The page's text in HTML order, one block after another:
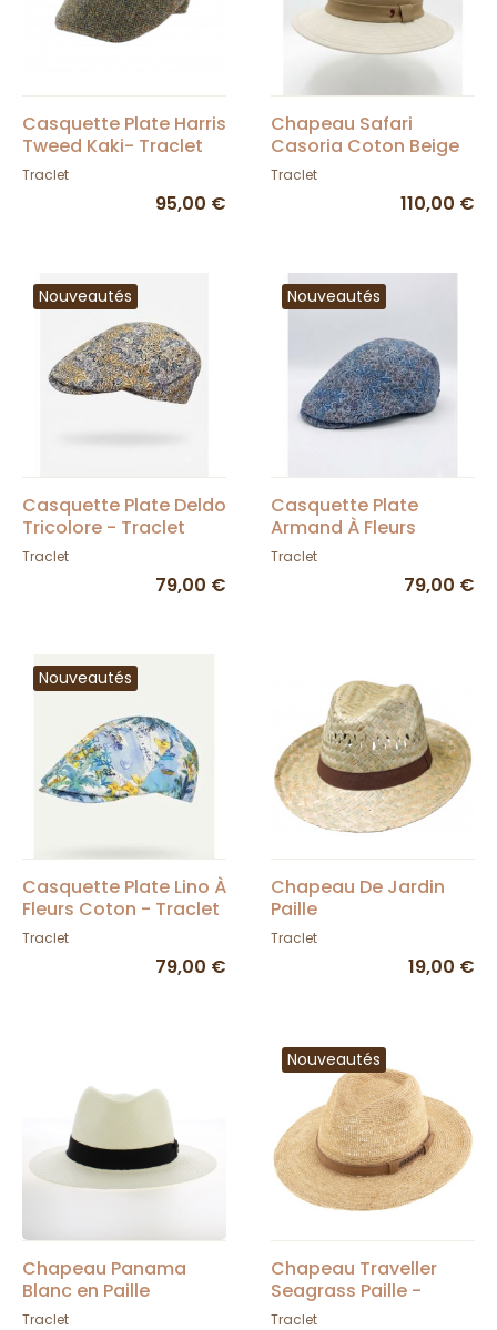
Casquette Plate Harris
Tweed Kaki- Traclet
Traclet
95,00 €
Chapeau Safari
Casoria Coton Beige
& Camel - Traclet
Traclet
110,00 €
Nouveautés
Casquette Plate Deldo
Tricolore - Traclet
Traclet
79,00 €
Nouveautés
Casquette Plate
Armand À Fleurs
Coton - Traclet
Traclet
79,00 €
Nouveautés
Casquette Plate Lino À
Fleurs Coton - Traclet
Traclet
79,00 €
Chapeau De Jardin
Paille
Traclet
19,00 €
Chapeau Panama
Blanc en Paille
Naturelle
Traclet
Nouveautés
Chapeau Traveller
Seagrass Paille -
Traclet
Traclet